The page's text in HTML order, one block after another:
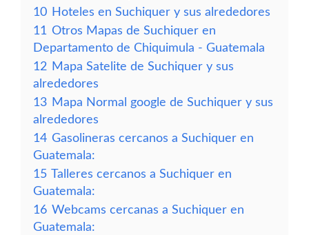
10 Hoteles en Suchiquer y sus alrededores
11 Otros Mapas de Suchiquer en
Departamento de Chiquimula - Guatemala
12 Mapa Satelite de Suchiquer y sus
alrededores
13 Mapa Normal google de Suchiquer y sus
alrededores
14 Gasolineras cercanos a Suchiquer en
Guatemala:
15 Talleres cercanos a Suchiquer en
Guatemala:
16 Webcams cercanas a Suchiquer en
Guatemala: